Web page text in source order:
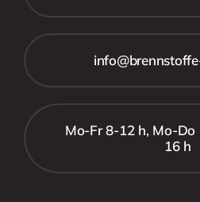
Mo-Fr 8-12 h, Mo-
16 h